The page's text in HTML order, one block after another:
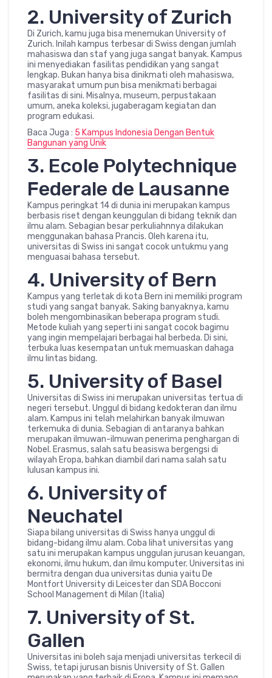
2. University of Zurich
Di Zurich, kamu juga bisa menemukan University of
Zurich. Inilah kampus terbesar di Swiss dengan jumlah
mahasiswa dan staf yang juga sangat banyak. Kampus
ini menyediakan fasilitas pendidikan yang sangat
lengkap. Bukan hanya bisa dinikmati oleh mahasiswa,
masyarakat umum pun bisa menikmati berbagai
fasilitas di sini. Misalnya, museum, perpustakaan
umum, aneka koleksi, jugaberagam kegiatan dan
program edukasi.
Baca Juga : 5 Kampus Indonesia Dengan Bentuk
Bangunan yang Unik
3. Ecole Polytechnique
Federale de Lausanne
Kampus peringkat 14 di dunia ini merupakan kampus
berbasis riset dengan keunggulan di bidang teknik dan
ilmu alam. Sebagian besar perkuliahnnya dilakukan
menggunakan bahasa Prancis. Oleh karena itu,
universitas di Swiss ini sangat cocok untukmu yang
menguasai bahasa tersebut.
4. University of Bern
Kampus yang terletak di kota Bern ini memiliki program
studi yang sangat banyak. Saking banyaknya, kamu
boleh mengombinasikan beberapa program studi.
Metode kuliah yang seperti ini sangat cocok bagimu
yang ingin mempelajari berbagai hal berbeda. Di sini,
terbuka luas kesempatan untuk memuaskan dahaga
ilmu lintas bidang.
5. University of Basel
Universitas di Swiss ini merupakan universitas tertua di
negeri tersebut. Unggul di bidang kedokteran dan ilmu
alam. Kampus ini telah melahirkan banyak ilmuwan
terkemuka di dunia. Sebagian di antaranya bahkan
merupakan ilmuwan-ilmuwan penerima penghargan di
Nobel. Erasmus, salah satu beasiswa bergengsi di
wilayah Eropa, bahkan diambil dari nama salah satu
lulusan kampus ini.
6. University of
Neuchatel
Siapa bilang universitas di Swiss hanya unggul di
bidang-bidang ilmu alam. Coba lihat universitas yang
satu ini merupakan kampus unggulan jurusan keuangan,
ekonomi, ilmu hukum, dan ilmu komputer. Universitas ini
bermitra dengan dua universitas dunia yaitu De
Montfort University di Leicester dan SDA Bocconi
School Management di Milan (Italia)
7. University of St.
Gallen
Universitas ini boleh saja menjadi universitas terkecil di
Swiss, tetapi jurusan bisnis University of St. Gallen